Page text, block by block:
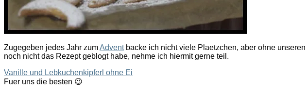
Zugegeben jedes Jahr zumAdventbacke ich nicht viele Plaetzchen, aber ohne
noch nicht das Rezept geblogt habe, nehme ich hiermit gerne teil.
Vanille und Lebkuchenkipferl ohne Ei
Fuer uns die besten 😉